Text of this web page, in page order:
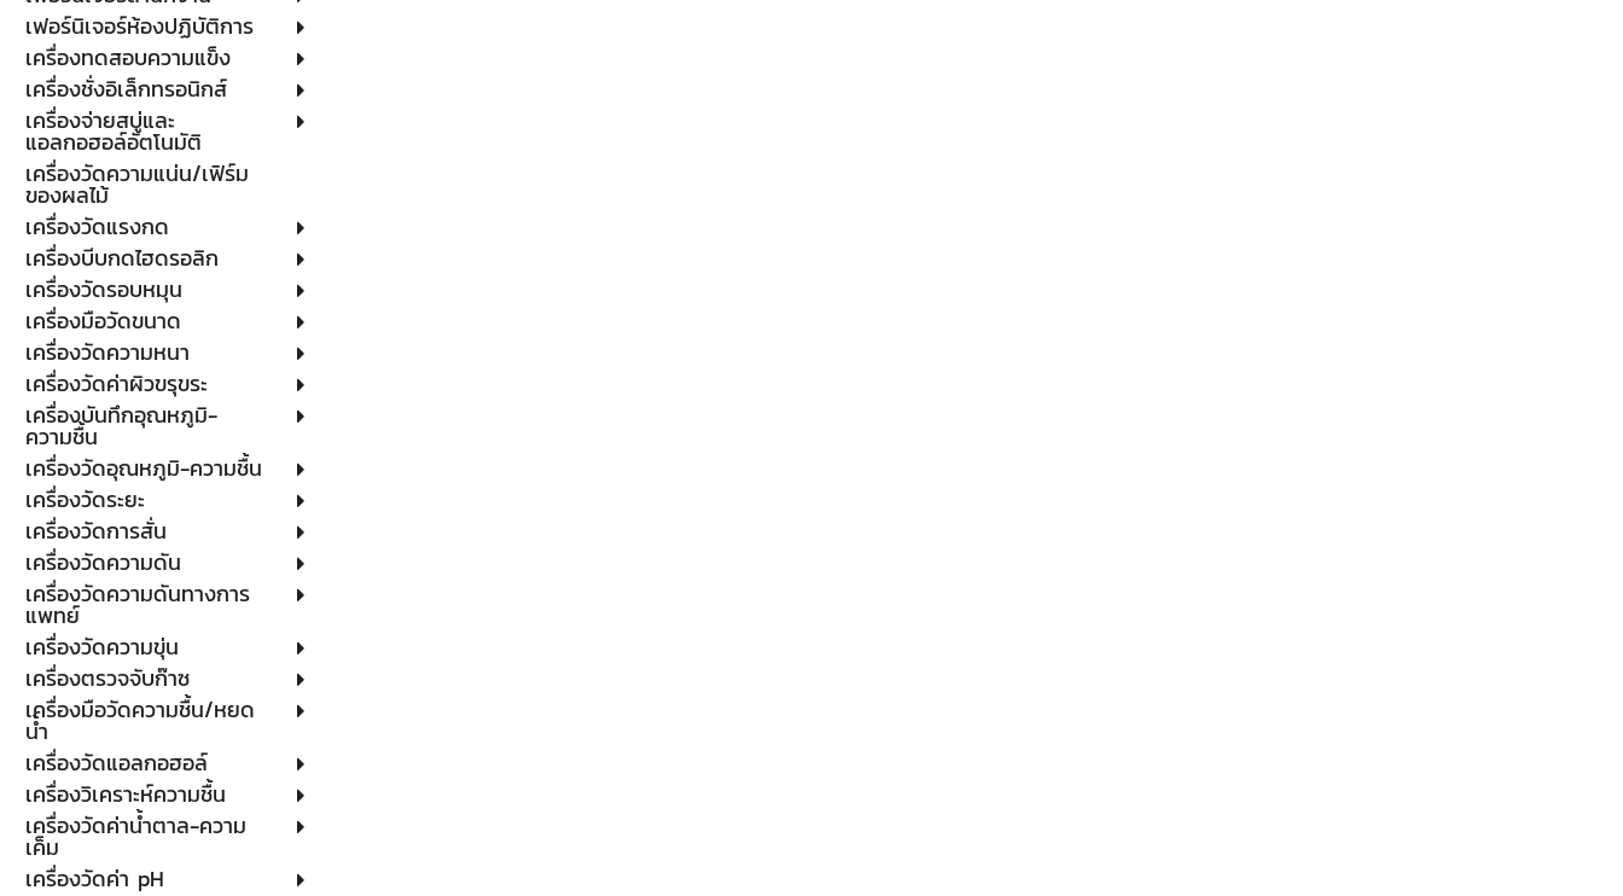
เฟอร์นิเจอร์ห้องปฏิบัติการ
เครื่องทดสอบความแข็ง
เครื่องชั่งอิเล็กทรอนิกส์
เครื่องจ่ายสบู่และ
แอลกอฮอล์อัตโนมัติ
เครื่องวัดความแน่น/เฟิร์ม
ของผลไม้
เครื่องวัดแรงกด
เครื่องบีบกดไฮดรอลิก
เครื่องวัดรอบหมุน
เครื่องมือวัดขนาด
เครื่องวัดความหนา
เครื่องวัดค่าผิวขรุขระ
เครื่องบันทึกอุณหภูมิ-
ความชื้น
เครื่องวัดอุณหภูมิ-ความชื้น
เครื่องวัดระยะ
เครื่องวัดการสั่น
เครื่องวัดความดัน
เครื่องวัดความดันทางการ
แพทย์
เครื่องวัดความขุ่น
เครื่องตรวจจับก๊าซ
เครื่องมือวัดความชื้น/หยด
น้ำ
เครื่องวัดแอลกอฮอล์
เครื่องวิเคราะห์ความชื้น
เครื่องวัดค่าน้ำตาล-ความ
เค็ม
เครื่องวัดค่า pH